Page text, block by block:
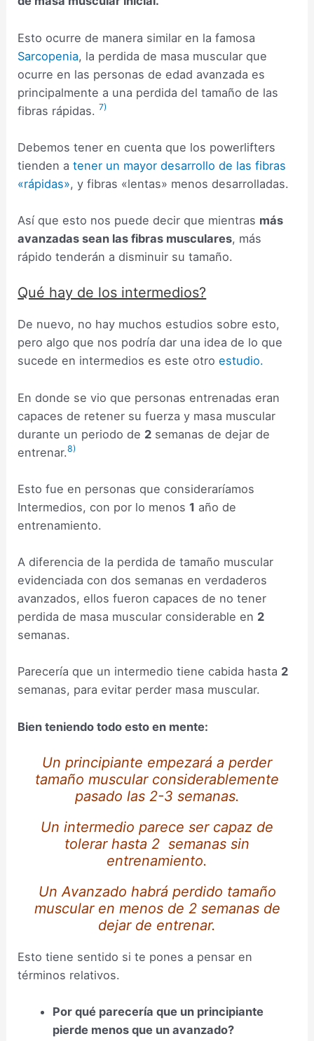
Esto ocurre de manera similar en la famosa
Sarcopenia, la perdida de masa muscular que
ocurre en las personas de edad avanzada es
principalmente a una perdida del tamaño de las
fibras rápidas. 7)
Debemos tener en cuenta que los powerlifters
tienden atener un mayor desarrollo de las fibras
«rápidas», y fibras «lentas» menos desarrolladas.
Así que esto nos puede decir que mientras más
avanzadas sean las fibras musculares, más
rápido tenderán a disminuir su tamaño.
Qué hay de los intermedios?
De nuevo, no hay muchos estudios sobre esto,
pero algo que nos podría dar una idea de lo que
sucede en intermedios es este otroestudio.
En donde se vio que personas entrenadas eran
capaces de retener su fuerza y masa muscular
durante un periodo de 2 semanas de dejar de
entrenar.8)
Esto fue en personas que consideraríamos
Intermedios, con por lo menos1 año de
entrenamiento.
A diferencia de la perdida de tamaño muscular
evidenciada con dos semanas en verdaderos
avanzados, ellos fueron capaces de no tener
perdida de masa muscular considerable en 2
semanas.
Parecería que un intermedio tiene cabida hasta 2
semanas, para evitar perder masa muscular.
Bien teniendo todo esto en mente:
Un principiante empezará a perder
tamaño muscular considerablemente
pasado las 2-3 semanas.
Un intermedio parece ser capaz de
tolerar hasta 2 semanas sin
entrenamiento.
Un Avanzado habrá perdido tamaño
muscular en menos de 2 semanas de
dejar de entrenar.
Esto tiene sentido si te pones a pensar en
términos relativos.
Por qué parecería que un principiante
pierde menos que un avanzado?